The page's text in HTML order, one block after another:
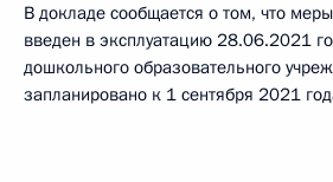
В докладе сообщается о том, что
введен в эксплуатацию 28.06.2021
дошкольного образовательного
запланировано к 1 сентября 2021